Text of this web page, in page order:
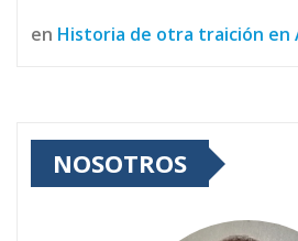
en Historia de otra traición en
NOSOTROS